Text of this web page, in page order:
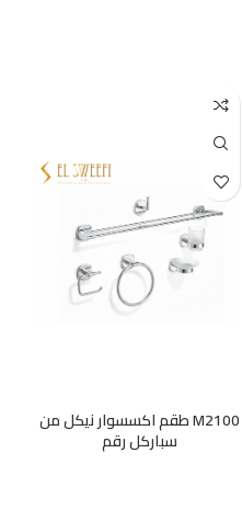
M2100 طقم اكسسوار نيكل من
سباركل رقم